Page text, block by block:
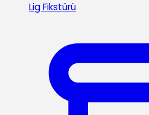
Lig Fikstürü